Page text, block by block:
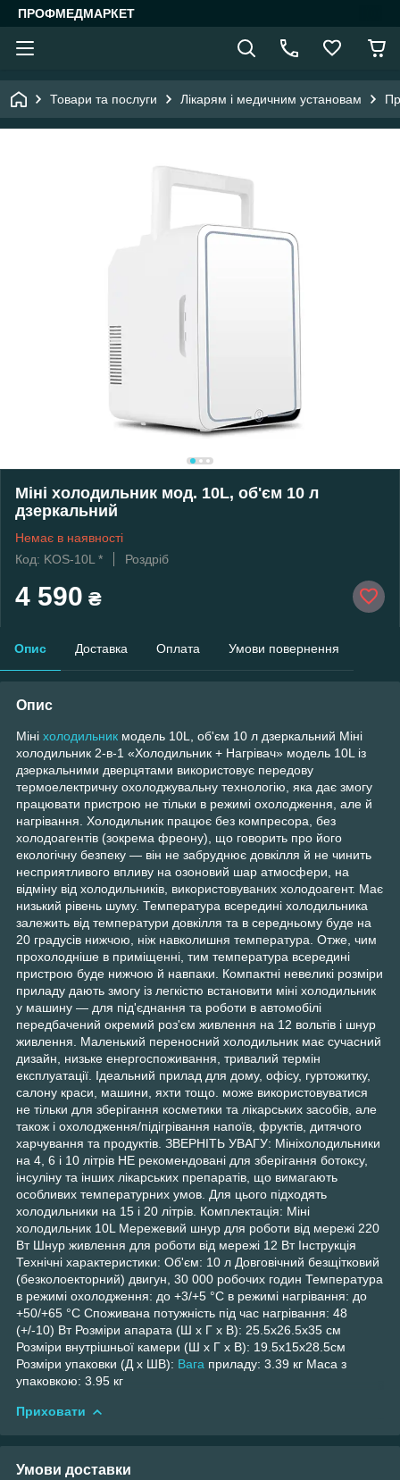
ПРОФМЕДМАРКЕТ
Товари та послуги Лікарям і медичним установам
Міні холодильник мод. 10L, об'єм 10 л
дзеркальний
Немає в наявності
Код: KOS-10L *
Роздріб
4 590 ₴
Опис Доставка Оплата Умови повернення
Опис
Міні холодильник модель 10L, об'єм 10 л дзеркальний Міні
холодильник 2-в-1 «Холодильник + Нагрівач» модель 10L із
дзеркальними дверцятами використовує передову
термоелектричну охолоджувальну технологію, яка дає змогу
працювати пристрою не тільки в режимі охолодження, але й
нагрівання. Холодильник працює без компресора, без
холодоагентів (зокрема фреону), що говорить про його
екологічну безпеку — він не забруднює довкілля й не чинить
несприятливого впливу на озоновий шар атмосфери, на
відміну від холодильників, використовуваних холодоагент. Має
низький рівень шуму. Температура всередині холодильника
залежить від температури довкілля та в середньому буде на
20 градусів нижчою, ніж навколишня температура. Отже, чим
прохолодніше в приміщенні, тим температура всередині
пристрою буде нижчою й навпаки. Компактні невеликі розміри
приладу дають змогу із легкістю встановити міні холодильник
у машину — для під'єднання та роботи в автомобілі
передбачений окремий роз'єм живлення на 12 вольтів і шнур
живлення. Маленький переносний холодильник має сучасний
дизайн, низьке енергоспоживання, тривалий термін
експлуатації. Ідеальний прилад для дому, офісу, гуртожитку,
салону краси, машини, яхти тощо. може використовуватися
не тільки для зберігання косметики та лікарських засобів, але
також і охолодження/підігрівання напоїв, фруктів, дитячого
харчування та продуктів. ЗВЕРНІТЬ УВАГУ: Мініхолодильники
на 4, 6 і 10 літрів НЕ рекомендовані для зберігання ботоксу,
інсуліну та інших лікарських препаратів, що вимагають
особливих температурних умов. Для цього підходять
холодильники на 15 і 20 літрів. Комплектація: Міні
холодильник 10L Мережевий шнур для роботи від мережі 220
Вт Шнур живлення для роботи від мережі 12 Вт Інструкція
Технічні характеристики: Об'єм: 10 л Довговічний безщітковий
(безколоекторний) двигун, 30 000 робочих годин Температура
в режимі охолодження: до +3/+5 °C в режимі нагрівання: до
+50/+65 °C Споживана потужність під час нагрівання: 48
(+/-10) Вт Розміри апарата (Ш х Г х В): 25.5х26.5х35 см
Розміри внутрішньої камери (Ш х Г х В): 19.5х15х28.5см
Розміри упаковки (Д х ШВ): Вага приладу: 3.39 кг Маса з
упаковкою: 3.95 кг
Приховати
Умови доставки